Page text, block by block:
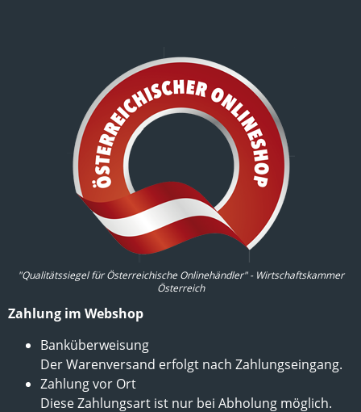
"Qualitätssiegel für Österreichische Onlinehändler" - Wirtschaftskammer
Österreich
Zahlung im Webshop
Banküberweisung
Der Warenversand erfolgt nach Zahlungseingang.
Zahlung vor Ort
Diese Zahlungsart ist nur bei Abholung möglich.